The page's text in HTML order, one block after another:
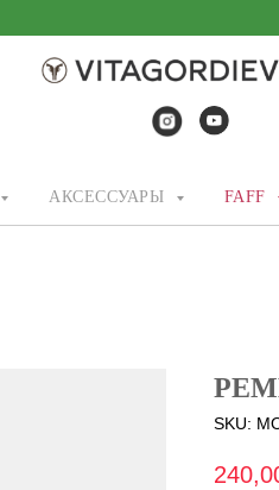
АКСЕССУАРЫ FAFF
SKU: